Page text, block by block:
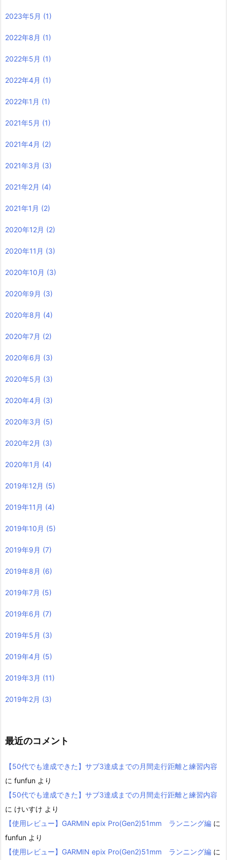
2023年5月 (1)
2022年8月 (1)
2022年5月 (1)
2022年4月 (1)
2022年1月 (1)
2021年5月 (1)
2021年4月 (2)
2021年3月 (3)
2021年2月 (4)
2021年1月 (2)
2020年12月 (2)
2020年11月 (3)
2020年10月 (3)
2020年9月 (3)
2020年8月 (4)
2020年7月 (2)
2020年6月 (3)
2020年5月 (3)
2020年4月 (3)
2020年3月 (5)
2020年2月 (3)
2020年1月 (4)
2019年12月 (5)
2019年11月 (4)
2019年10月 (5)
2019年9月 (7)
2019年8月 (6)
2019年7月 (5)
2019年6月 (7)
2019年5月 (3)
2019年4月 (5)
2019年3月 (11)
2019年2月 (3)
最近のコメント
【50代でも達成できた】サブ3達成までの月間走行距離と練習内容
に funfun より
【50代でも達成できた】サブ3達成までの月間走行距離と練習内容
に けいすけ より
【使用レビュー】GARMIN epix Pro(Gen2)51mm ランニング編 に
funfun より
【使用レビュー】GARMIN epix Pro(Gen2)51mm ランニング編 に